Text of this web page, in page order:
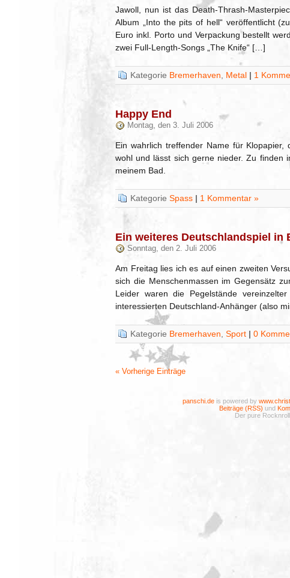
Jawoll, nun ist das Death-Thrash-
Album „Into the pits of hell“ veröffentlicht
Euro inkl. Porto und Verpackung bestellt
zwei Full-Length-Songs „The Knife“ […]
Kategorie Bremerhaven Metal | 1
Happy End
Montag, den 3. Juli 2006
Ein wahrlich treffender Name für
wohl und lässt sich gerne nieder. Zu finden
meinem Bad.
Kategorie Spass | 1 Kommentar »
Ein weiteres Deutschlandspiel in
Sonntag, den 2. Juli 2006
Am Freitag lies ich es auf einen zweiten
sich die Menschenmassen im Gegensätz
Leider waren die Pegelstände
interessierten Deutschland-Anhänger (also
Kategorie Bremerhaven Sport | 0
« Vorherige Einträge
panschi.deis powered by
Beiträge (RSS) und
Der pure